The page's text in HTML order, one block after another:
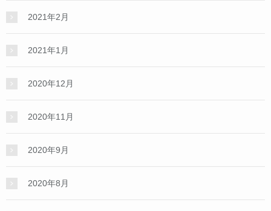
2021年2月
2021年1月
2020年12月
2020年11月
2020年9月
2020年8月